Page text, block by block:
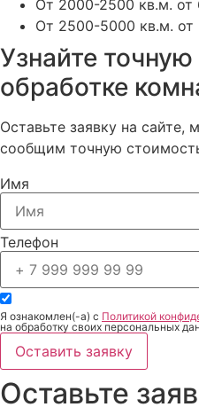
Метод
Распыление,
отличаются
вызов
стоимость.
зоны
Как проходит
комнаты от
Сначала специалист
когда появились укусы,
и были ли попытки
проверяются спальные
От 2000-2500 кв.м. от
От 2500-5000 кв.м. от
Узнайте
обработке
Оставьте заявку на
сообщим точную
Имя
Телефон
Я ознакомлен(-а) с Политикой
на обработку своих персональных
Оставить заявку
Оставьте